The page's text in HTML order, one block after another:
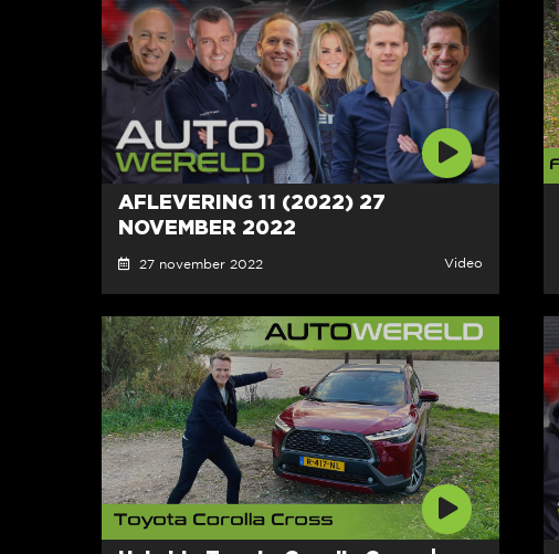
AFLEVERING 11 (2022) 27
NOVEMBER 2022
27 november 2022 Video